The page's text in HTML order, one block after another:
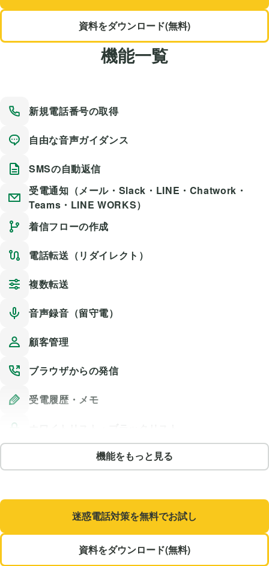
資料をダウンロード(無料)
機能一覧
新規電話番号の取得
自由な音声ガイダンス
SMSの自動返信
受電通知（メール・Slack・LINE・Chatwork・
Teams・LINE WORKS）
着信フローの作成
電話転送（リダイレクト）
複数転送
音声録音（留守電）
顧客管理
ブラウザからの発信
受電履歴・メモ
メンバー追加・権限管理
自動文字起こし・AI要約
AI電話（ボイスボット）
機能をもっと見る
迷惑電話対策を無料でお試し
資料をダウンロード(無料)